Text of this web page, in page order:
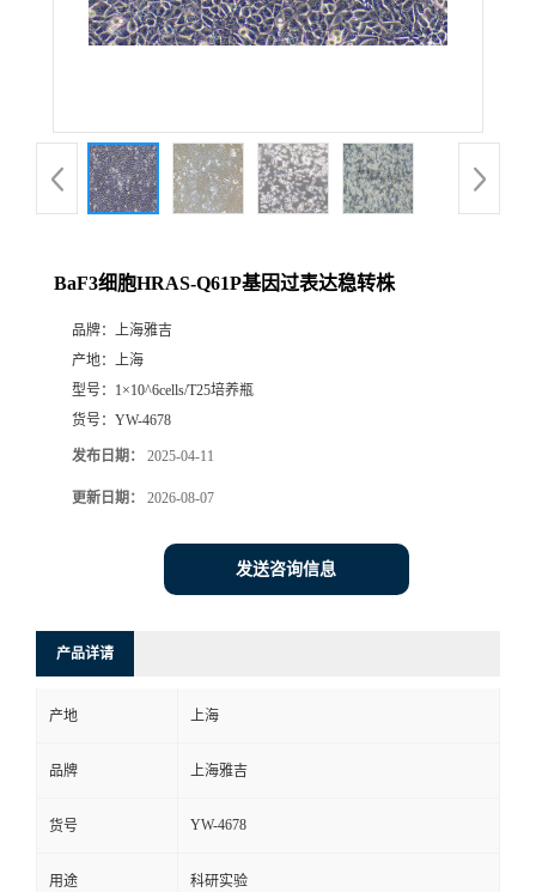
BaF3细胞HRAS-Q61P基因过表达稳转株
品牌： 上海雅吉
产地： 上海
型号： 1×10^6cells/T25培养瓶
货号： YW-4678
发布日期： 2025-04-11
更新日期： 2026-08-07
发送咨询信息
产品详请
产地 上海
品牌 上海雅吉
货号 YW-4678
用途 科研实验